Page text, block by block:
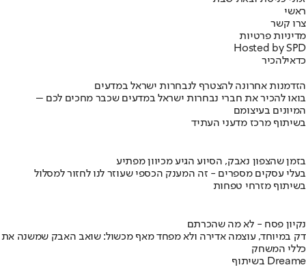
ראשי
צרו קשר
מדיניות פרטיות
Hosted by SPD
כדאילהכיר
הזדמנות אחרונה להצטרף לנבחרות ישראל במדעים
בואו להכיר את חברי נבחרות ישראל במדעים שכבר מחכים לכם –
המיונים בעיצומם
בשיתוף מרכז מדעני העתיד
בזמן שהצפון נאבק, הסיוע הגיע מכיוון מפתיע
בעלי עסקים מספרים - זה המענק הכספי שעוזר לנו לחזור למסלול
בשיתוף מזרחי טפחות
נקיון פסח - לא מה שהכרתם
דק במיוחד, עוצמה אדירה ולא מפחד מאף מכשול: שואב האבק שמשנה את
כללי המשחק
בשיתוף Dreame